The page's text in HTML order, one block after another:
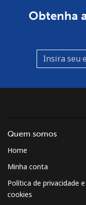
Obtenha
Quem somos
Home
Minha conta
Política de privacidade e
cookies